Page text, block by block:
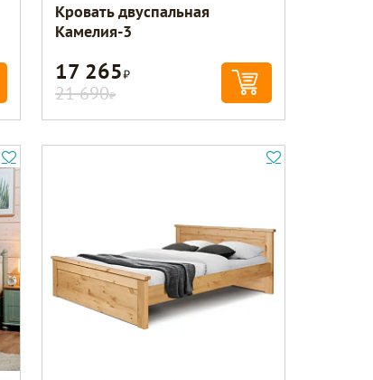
Кровать двуспальная
Камелия-3
17 265Р
21 690Р